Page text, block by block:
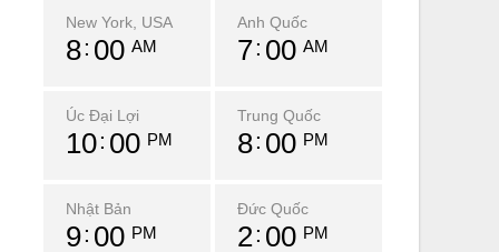
New York, USA
8 00 AM
Anh Quốc
7 00 AM
Úc Đại Lợi
10 00 PM
Trung Quốc
8 00 PM
Nhật Bản
9 00 PM
Đức Quốc
2 00 PM